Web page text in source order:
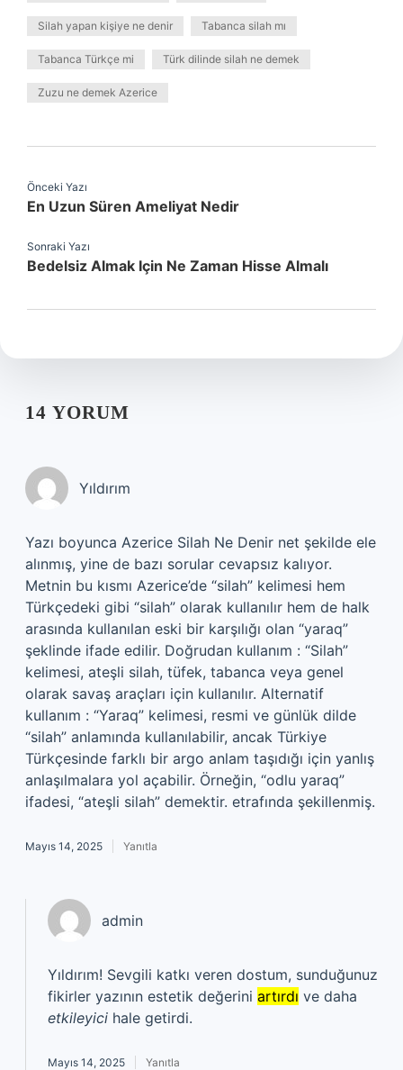
Silah yapan kişiye ne denir Tabanca silah mı
Tabanca Türkçe mi Türk dilinde silah ne demek
Zuzu ne demek Azerice
Önceki Yazı
En Uzun Süren Ameliyat Nedir
Sonraki Yazı
Bedelsiz Almak Için Ne Zaman Hisse Almalı
14 YORUM
Yıldırım
Yazı boyunca Azerice Silah Ne Denir net şekilde ele
alınmış, yine de bazı sorular cevapsız kalıyor.
Metnin bu kısmı Azerice’de “silah” kelimesi hem
Türkçedeki gibi “silah” olarak kullanılır hem de halk
arasında kullanılan eski bir karşılığı olan “yaraq”
şeklinde ifade edilir. Doğrudan kullanım : “Silah”
kelimesi, ateşli silah, tüfek, tabanca veya genel
olarak savaş araçları için kullanılır. Alternatif
kullanım : “Yaraq” kelimesi, resmi ve günlük dilde
“silah” anlamında kullanılabilir, ancak Türkiye
Türkçesinde farklı bir argo anlam taşıdığı için yanlış
anlaşılmalara yol açabilir. Örneğin, “odlu yaraq”
ifadesi, “ateşli silah” demektir. etrafında şekillenmiş.
Mayıs 14, 2025 Yanıtla
admin
Yıldırım! Sevgili katkı veren dostum, sunduğunuz
fikirler yazının estetik değerini artırdı ve daha
etkileyici hale getirdi.
Mayıs 14, 2025 Yanıtla